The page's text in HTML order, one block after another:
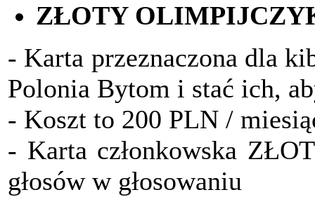
ZŁOTY
- Karta przeznaczona dla
Polonia Bytom i stać ich,
- Koszt to 200 PLN /
- Karta członkowska
głosów w głosowaniu